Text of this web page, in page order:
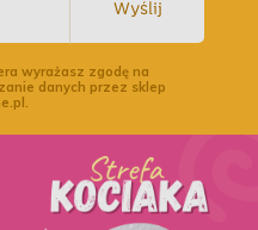
Wyślij
wyrażasz zgodę na
danych przez sklep